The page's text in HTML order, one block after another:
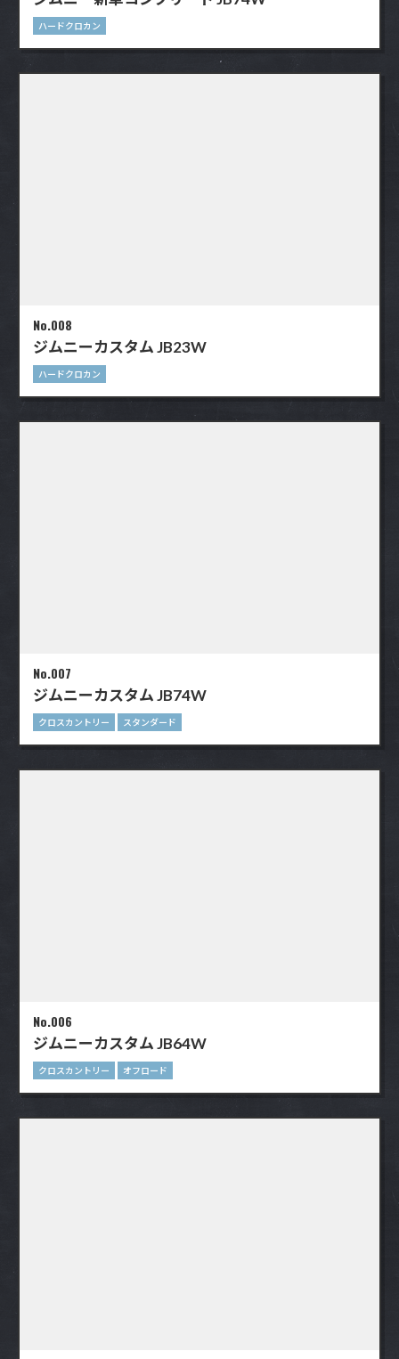
ハードクロカン
No.008
ジムニーカスタム JB23W
ハードクロカン
No.007
ジムニーカスタム JB74W
クロスカントリー スタンダード
No.006
ジムニーカスタム JB64W
クロスカントリー オフロード